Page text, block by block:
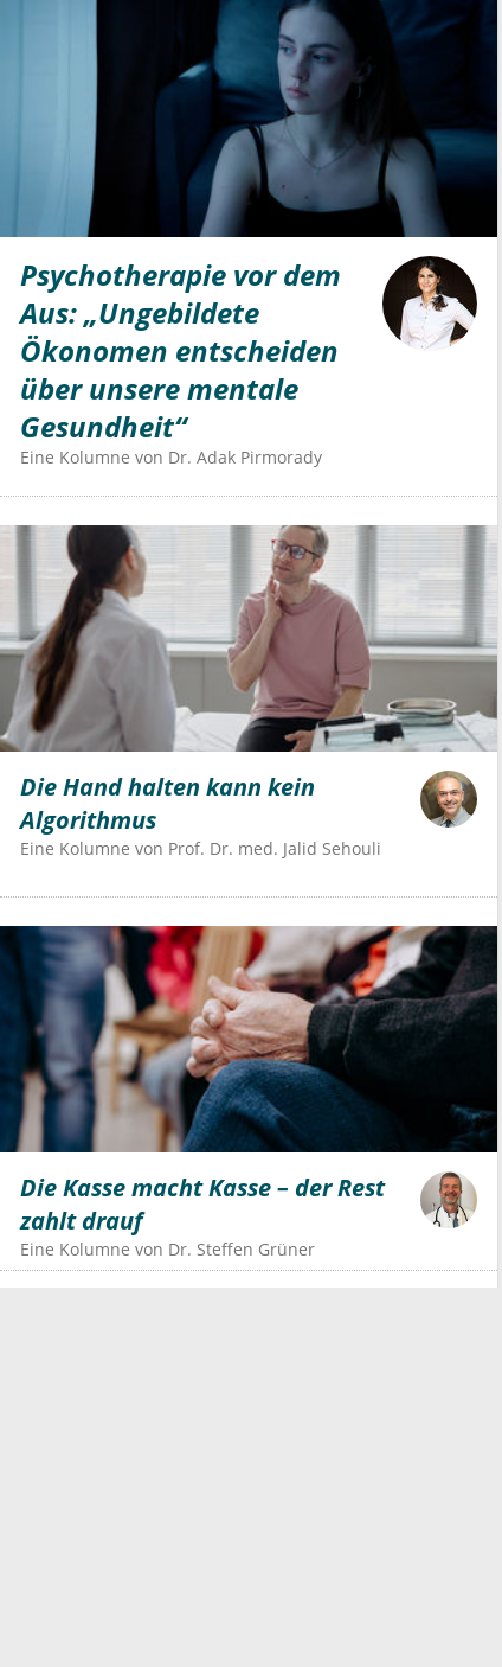
Psychotherapie vor dem
Aus: „Ungebildete
Ökonomen entscheiden
über unsere mentale
Gesundheit“
Eine Kolumne von Dr. Adak Pirmorady
Die Hand halten kann kein
Algorithmus
Eine Kolumne von Prof. Dr. med. Jalid Sehouli
Die Kasse macht Kasse – der Rest
zahlt drauf
Eine Kolumne von Dr. Steffen Grüner